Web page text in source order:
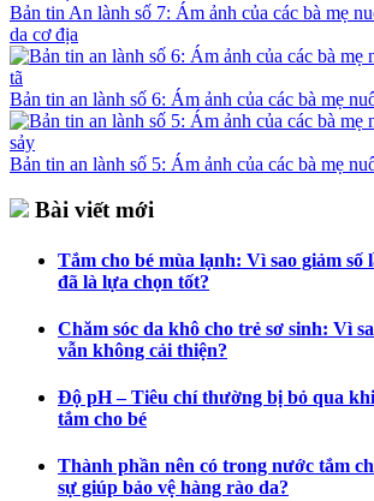
Bản tin An lành số 7: Ám ảnh của các bà mẹ
da cơ địa
Bản tin an lành số 6: Ám ảnh của các bà mẹ
Bản tin an lành số 5: Ám ảnh của các bà mẹ
Bài viết mới
Tắm cho bé mùa lạnh: Vì sao giảm số
đã là lựa chọn tốt?
Chăm sóc da khô cho trẻ sơ sinh: Vì
vẫn không cải thiện?
Độ pH – Tiêu chí thường bị bỏ qua
tắm cho bé
Thành phần nên có trong nước tắm
sự giúp bảo vệ hàng rào da?